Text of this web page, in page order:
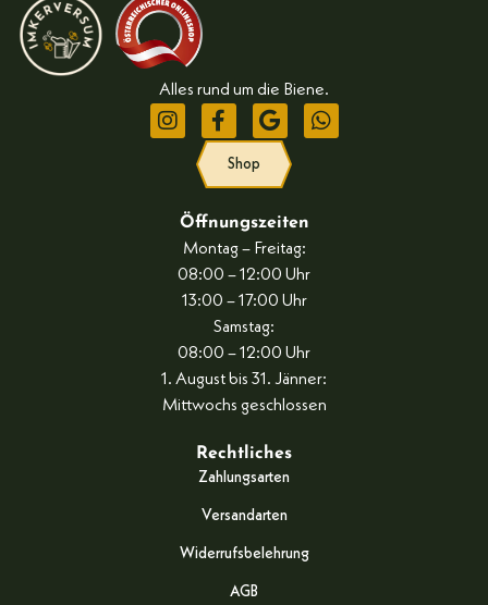
Alles rund um die Biene.
Shop
Öffnungszeiten
Montag – Freitag:
08:00 – 12:00 Uhr
13:00 – 17:00 Uhr
Samstag:
08:00 – 12:00 Uhr
1. August bis 31. Jänner:
Mittwochs geschlossen
Rechtliches
Zahlungsarten
Versandarten
Widerrufsbelehrung
AGB